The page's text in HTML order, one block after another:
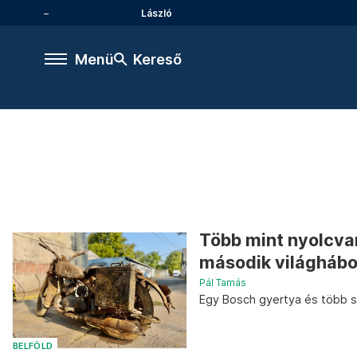
László
Menü Kereső
BELFÖLD
Több mint
második
Pál Tamás
Egy Bosch gyertya és több